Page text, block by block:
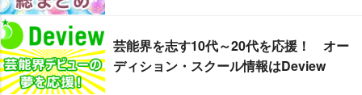
芸能界を志す10代～20代を応援！ オー
ディション・スクール情報はDeview